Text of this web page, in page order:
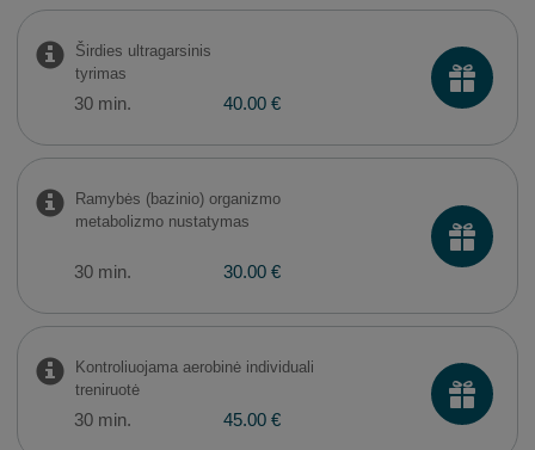
Širdies ultragarsinis
tyrimas
30 min. 40.00 €
Ramybės (bazinio) organizmo
metabolizmo nustatymas
30 min. 30.00 €
Kontroliuojama aerobinė individuali
treniruotė
30 min. 45.00 €